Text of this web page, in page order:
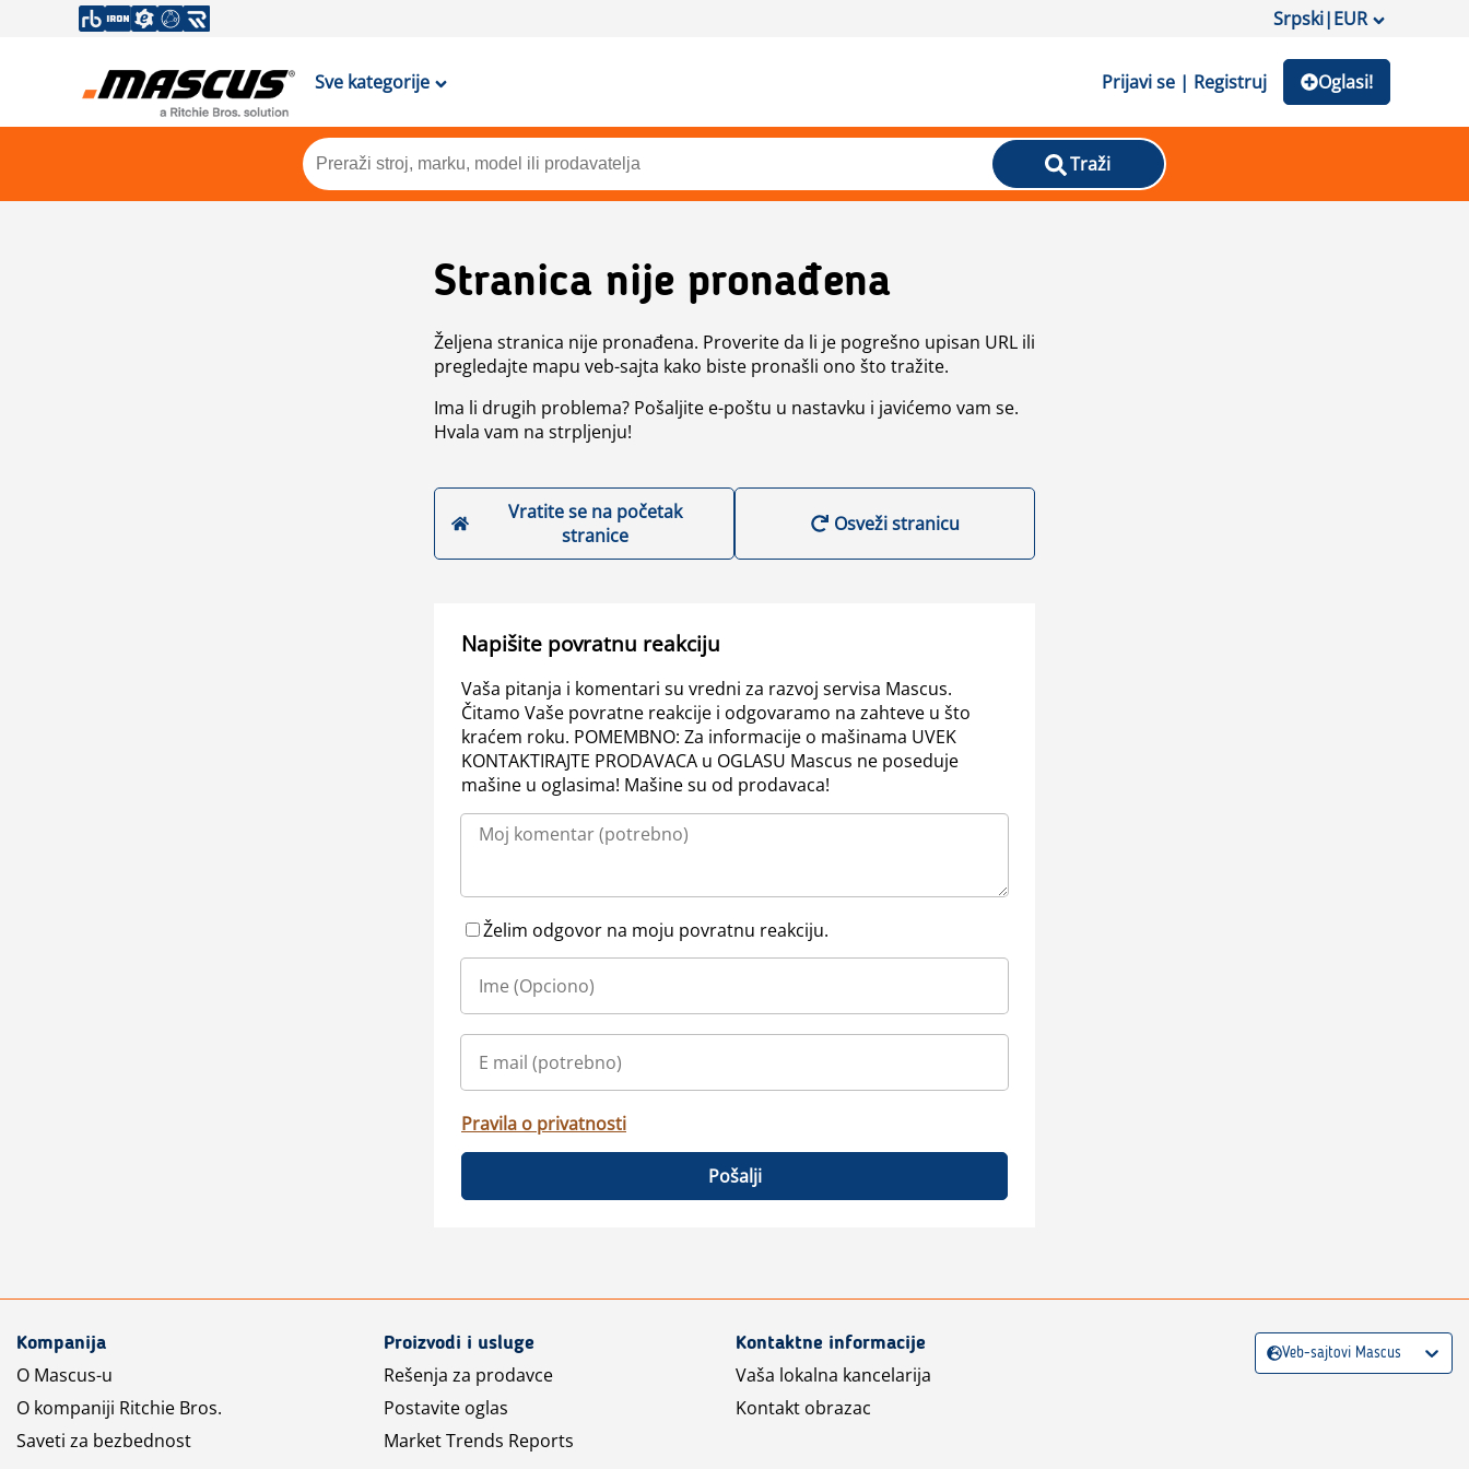
Srpski|EUR
Sve kategorije Prijavi se | Registruj Oglasi!
Traži
Stranica nije pronađena
Željena stranica nije pronađena. Proverite da li je pogrešno upisan URL ili
pregledajte mapu veb-sajta kako biste pronašli ono što tražite.
Ima li drugih problema? Pošaljite e-poštu u nastavku i javićemo vam se.
Hvala vam na strpljenju!
Vratite se na početak
stranice
Osveži stranicu
Napišite povratnu reakciju
Vaša pitanja i komentari su vredni za razvoj servisa Mascus.
Čitamo Vaše povratne reakcije i odgovaramo na zahteve u što
kraćem roku. POMEMBNO: Za informacije o mašinama UVEK
KONTAKTIRAJTE PRODAVACA u OGLASU Mascus ne poseduje
mašine u oglasima! Mašine su od prodavaca!
Želim odgovor na moju povratnu reakciju.
Pravila o privatnosti
Pošalji
Kompanija
O Mascus-u
O kompaniji Ritchie Bros.
Saveti za bezbednost
Proizvodi i usluge
Rešenja za prodavce
Postavite oglas
Market Trends Reports
Kontaktne informacije
Vaša lokalna kancelarija
Kontakt obrazac
Veb-sajtovi Mascus